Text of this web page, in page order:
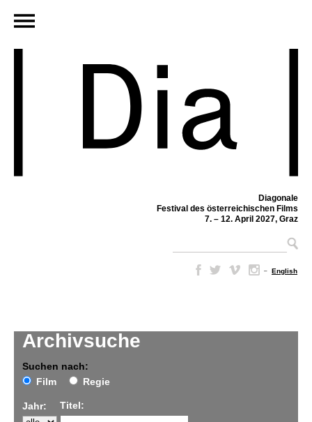
Diagonale
Festival des österreichischen Films
7. – 12. April 2027, Graz
– English
Archivsuche
Suchen nach:
Film
Regie
Jahr: Titel: